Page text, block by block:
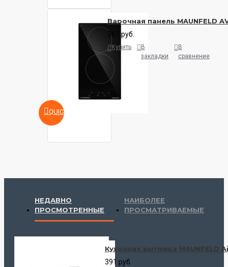
QUICKVIEW
Варочная панель MAUNFELD
361 руб.
Купить
В
закладки
В
сравнение
НЕДАВНО
ПРОСМОТРЕННЫЕ
НАИБОЛЕЕ
ПРОСМАТРИВАЕМЫЕ
Кухонная вытяжка MAUNFELD
391 руб.